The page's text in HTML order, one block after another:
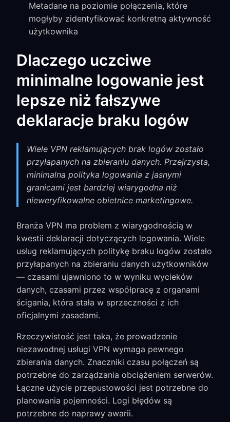
Metadane na poziomie połączenia, które
mogłyby zidentyfikować konkretną aktywność
użytkownika
Dlaczego uczciwe
minimalne logowanie jest
lepsze niż fałszywe
deklaracje braku logów
Wiele VPN reklamujących brak logów zostało
przyłapanych na zbieraniu danych. Przejrzysta,
minimalna polityka logowania z jasnymi
granicami jest bardziej wiarygodna niż
nieweryfikowalne obietnice marketingowe.
Branża VPN ma problem z wiarygodnością w
kwestii deklaracji dotyczących logowania. Wiele
usług reklamujących politykę braku logów zostało
przyłapanych na zbieraniu danych użytkowników
— czasami ujawniono to w wyniku wycieków
danych, czasami przez współpracę z organami
ścigania, która stała w sprzeczności z ich
oficjalnymi zasadami.
Rzeczywistość jest taka, że prowadzenie
niezawodnej usługi VPN wymaga pewnego
zbierania danych. Znaczniki czasu połączeń są
potrzebne do zarządzania obciążeniem serwerów.
Łączne użycie przepustowości jest potrzebne do
planowania pojemności. Logi błędów są
potrzebne do naprawy awarii.